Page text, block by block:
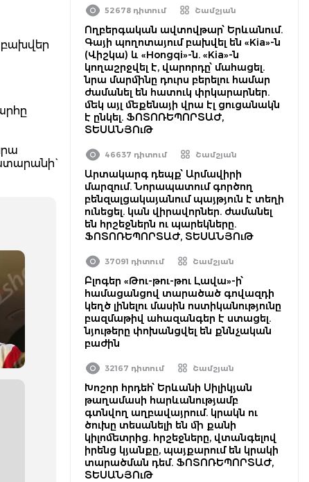
բախվեր
52678 դիտում Շամշյան
Ողբերգական ավտովթար՝ Երևանում.
Գայի պողոտայում բախվել են «Kia»-ն
(Վիշկա) և «Hongqi»-ն. «Kia»-ն
կողաշրջվել է, վարորդը՝ մահացել.
նրա մարմինը դուրս բերելու համար
ժամանել են հատուկ փրկարարներ.
մեկ այլ մեքենայի վրա էլ ցուցանակն
է ընկել. ՖՈՏՈՌԵՊՈՐՏԱԺ,
ՏԵՍԱՆՅՈւԹ
46637 դիտում Շամշյան
Արտակարգ դեպք՝ Արմավիրի
մարզում. Նորապատում գործող
բենզալցակայանում պայթյուն է տեղի
ունեցել. կան վիրավորներ. ժամանել
են հրշեջներն ու պարեկները.
ՖՈՏՈՌԵՊՈՐՏԱԺ, ՏԵՍԱՆՅՈւԹ
37091 դիտում Շամշյան
Բլոգեր «Թու-թու-թու Լավա»-ի՝
համացանցով տարածած գովազդի
կեղծ լինելու մասին ոստիկանությունը
բազմաթիվ ահազանգեր է ստացել.
նյութերը փոխանցվել են քննչական
բաժին
32167 դիտում Շամշյան
Խոշոր հրդեհ՝ Երևանի Սիլիկյան
թաղամասի հարևանությամբ
գտնվող աղբավայրում. կրակն ու
ծուխը տեսանելի են մի քանի
կիլոմետրից. հրշեջները, վտանգելով
իրենց կյանքը, պայքարում են կրակի
տարածման դեմ. ՖՈՏՈՌԵՊՈՐՏԱԺ,
ՏԵՍԱՆՅՈւԹ